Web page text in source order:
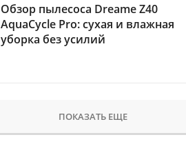
Обзор пылесоса Dreame Z40
AquaCycle Pro: сухая и влажная
уборка без усилий
ПОКАЗАТЬ ЕЩЕ